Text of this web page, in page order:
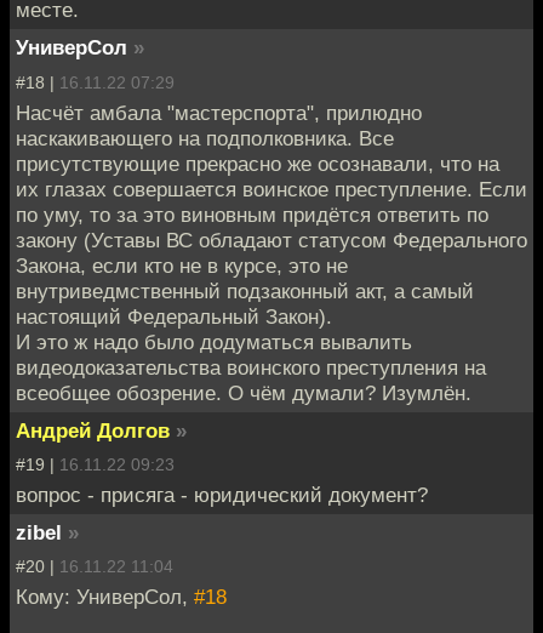
месте.
УниверСол »
#18 | 16.11.22 07:29
Насчёт амбала "мастерспорта", прилюдно
наскакивающего на подполковника. Все
присутствующие прекрасно же осознавали, что на
их глазах совершается воинское преступление. Если
по уму, то за это виновным придётся ответить по
закону (Уставы ВС обладают статусом Федерального
Закона, если кто не в курсе, это не
внутриведмственный подзаконный акт, а самый
настоящий Федеральный Закон).
И это ж надо было додуматься вывалить
видеодоказательства воинского преступления на
всеобщее обозрение. О чём думали? Изумлён.
Андрей Долгов »
#19 | 16.11.22 09:23
вопрос - присяга - юридический документ?
zibel »
#20 | 16.11.22 11:04
Кому: УниверСол, #18